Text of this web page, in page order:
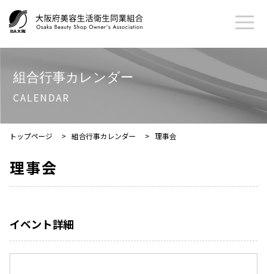
組合行事カレンダー
CALENDAR
トップページ > 組合行事カレンダー > 理事会
理事会
イベント詳細